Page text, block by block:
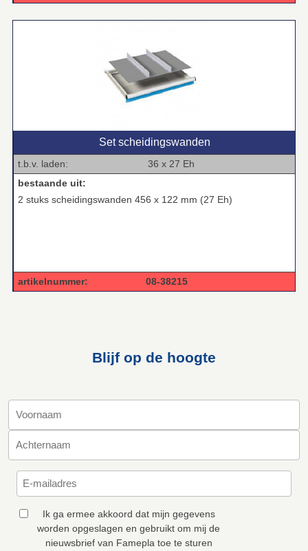
Set scheidingswanden
t.b.v. laden: 36 x 27 Eh
bestaande uit:
2 stuks scheidingswanden 456 x 122 mm (27 Eh)
artikelnummer: 08-38215
Blijf op de hoogte
Ik ga ermee akkoord dat mijn gegevens
worden opgeslagen en gebruikt om mij de
nieuwsbrief van Famepla toe te sturen